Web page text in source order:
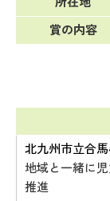
賞の内容
北九州市立合
地域と一緒に
推進